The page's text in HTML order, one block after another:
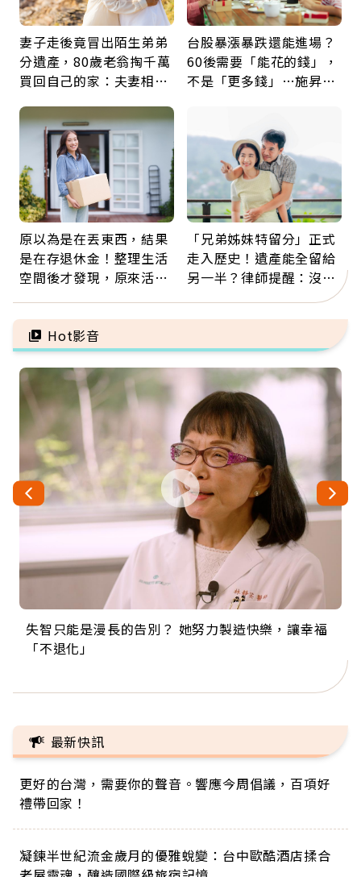
妻子走後竟冒出陌生弟弟
分遺產，80歲老翁掏千萬
買回自己的家：夫妻相守
台股暴漲暴跌還能進場？
60後需要「能花的錢」，
不是「更多錢」…施昇
原以為是在丟東西，結果
是在存退休金！整理生活
空間後才發現，原來活得
「兄弟姊妹特留分」正式
走入歷史！遺產能全留給
另一半？律師提醒：沒做
Hot影音
失智只能是漫長的告別？ 她努力製造快樂，讓幸福
「不退化」
來自剛果的巧克力神父 為台灣奉獻36年 「台灣是我
的家，我連作夢都講台語！」
63歲卸矽谷副總、搬回台灣找快樂！「蛋黃哥小
丑」走進安養院，逗樂上萬爺奶：退休後才開始真
104歲打破金氏世界紀錄 成為全球最年長羽球選
手，分享長壽的秘密原來是「這個」
事業巔峰他選擇追夢…黑手阿伯拉小提琴還登上小
巨蛋！連CNN都大讚！
最新快訊
更好的台灣，需要你的聲音。響應今周倡議，百項好
禮帶回家！
凝鍊半世紀流金歲月的優雅蛻變：台中歐酷酒店揉合